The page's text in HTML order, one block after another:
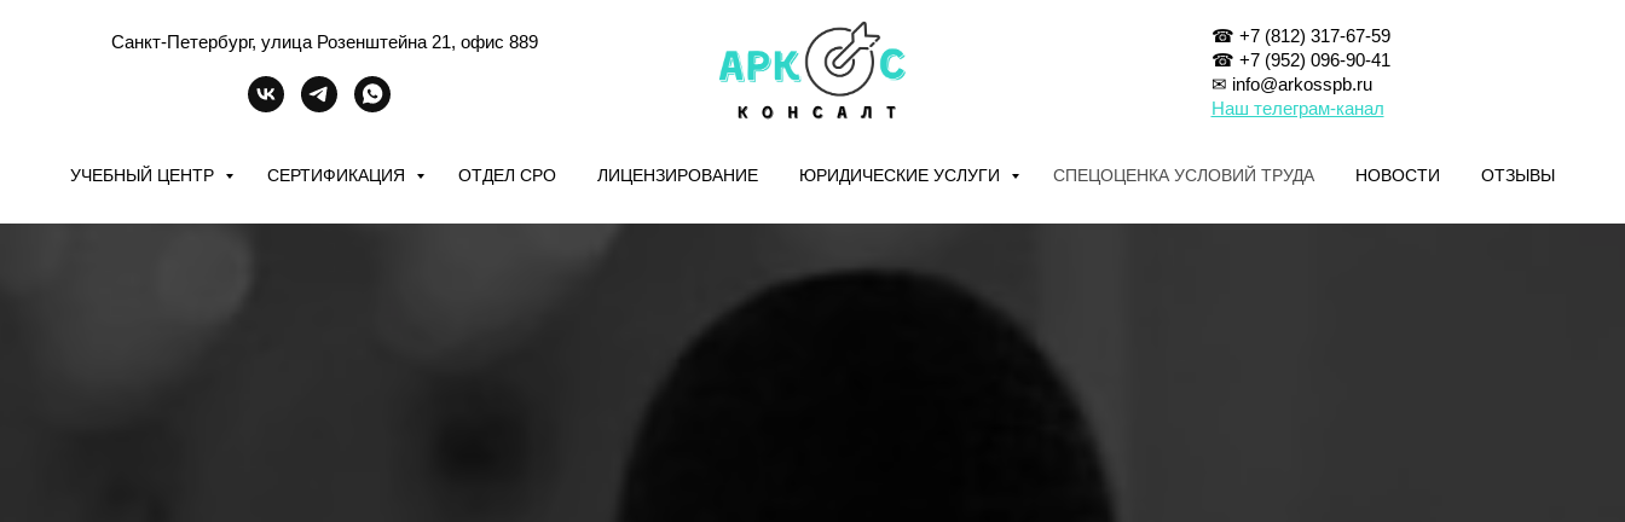
Санкт-Петербург, улица Розенштейна 21, офис 889
☎ +7 (812) 317-67-59
☎ +7 (952) 096-90-41
✉ info@arkosspb.ru
Наш телеграм-канал
УЧЕБНЫЙ ЦЕНТР СЕРТИФИКАЦИЯ ОТДЕЛ СРО ЛИЦЕНЗИРОВАНИЕ ЮРИДИЧЕСКИЕ УСЛУГИ СПЕЦОЦЕНКА УСЛОВИЙ ТРУДА НОВОСТИ ОТЗЫВЫ